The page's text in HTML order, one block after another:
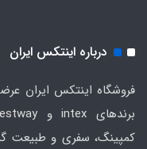
درباره اینتکس ایران
فروشگاه اینتکس ایران
کمپینگ، سفری و طبیعت